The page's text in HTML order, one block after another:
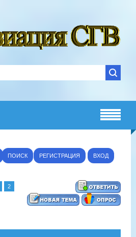
ПОИСК РЕГИСТРАЦИЯ ВХОД
2